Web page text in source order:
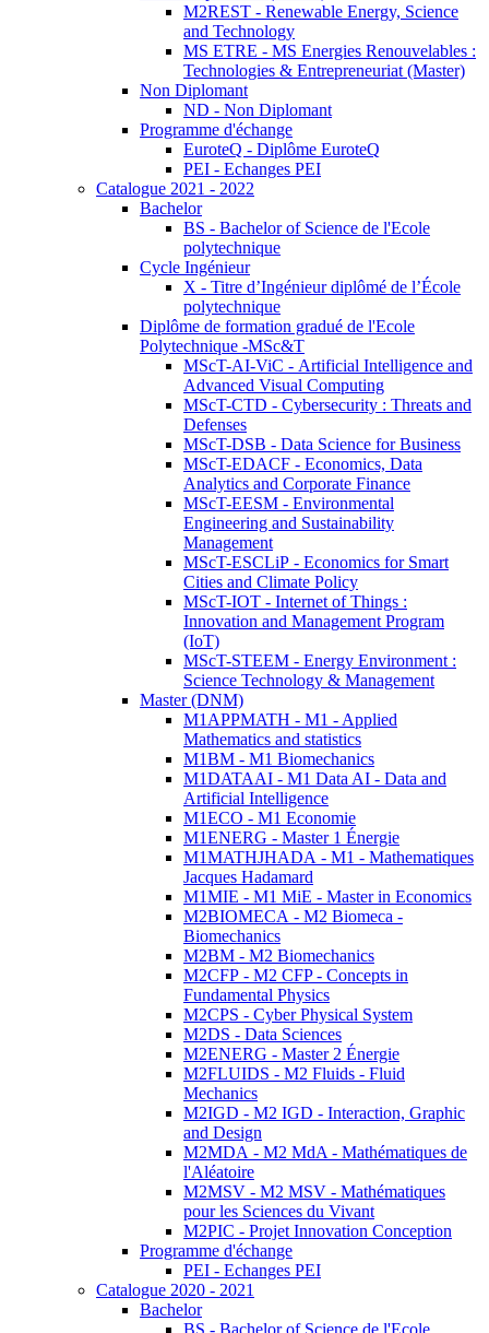
M2REST - Renewable Energy, Science
and Technology
MS ETRE - MS Energies Renouvelables :
Technologies & Entrepreneuriat (Master)
Non Diplomant
ND - Non Diplomant
Programme d'échange
EuroteQ - Diplôme EuroteQ
PEI - Echanges PEI
Catalogue 2021 - 2022
Bachelor
BS - Bachelor of Science de l'Ecole
polytechnique
Cycle Ingénieur
X - Titre d’Ingénieur diplômé de l’École
polytechnique
Diplôme de formation gradué de l'Ecole
Polytechnique -MSc&T
MScT-AI-ViC - Artificial Intelligence and
Advanced Visual Computing
MScT-CTD - Cybersecurity : Threats and
Defenses
MScT-DSB - Data Science for Business
MScT-EDACF - Economics, Data
Analytics and Corporate Finance
MScT-EESM - Environmental
Engineering and Sustainability
Management
MScT-ESCLiP - Economics for Smart
Cities and Climate Policy
MScT-IOT - Internet of Things :
Innovation and Management Program
(IoT)
MScT-STEEM - Energy Environment :
Science Technology & Management
Master (DNM)
M1APPMATH - M1 - Applied
Mathematics and statistics
M1BM - M1 Biomechanics
M1DATAAI - M1 Data AI - Data and
Artificial Intelligence
M1ECO - M1 Economie
M1ENERG - Master 1 Énergie
M1MATHJHADA - M1 - Mathematiques
Jacques Hadamard
M1MIE - M1 MiE - Master in Economics
M2BIOMECA - M2 Biomeca -
Biomechanics
M2BM - M2 Biomechanics
M2CFP - M2 CFP - Concepts in
Fundamental Physics
M2CPS - Cyber Physical System
M2DS - Data Sciences
M2ENERG - Master 2 Énergie
M2FLUIDS - M2 Fluids - Fluid
Mechanics
M2IGD - M2 IGD - Interaction, Graphic
and Design
M2MDA - M2 MdA - Mathématiques de
l'Aléatoire
M2MSV - M2 MSV - Mathématiques
pour les Sciences du Vivant
M2PIC - Projet Innovation Conception
Programme d'échange
PEI - Echanges PEI
Catalogue 2020 - 2021
Bachelor
BS - Bachelor of Science de l'Ecole